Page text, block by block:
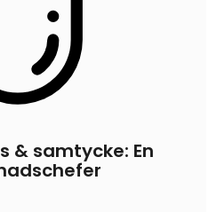
& samtycke: En